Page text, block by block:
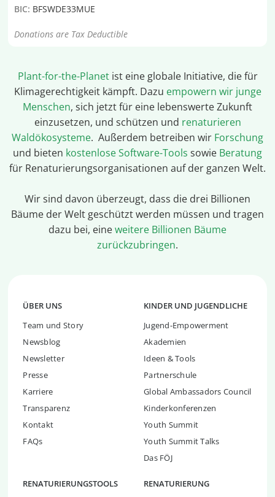
BIC: BFSWDE33MUE
Donations are Tax Deductible
Plant-for-the-Planetist eine globale Initiative, die für
Klimagerechtigkeit kämpft. Dazu empowern wir junge
Menschen, sich jetzt für eine lebenswerte Zukunft
einzusetzen, und schützen und renaturieren
Waldökosysteme. Außerdem betreiben wir Forschung
und bieten kostenlose Software-Tools sowie Beratung
für Renaturierungsorganisationen auf der ganzen Welt.
Wir sind davon überzeugt, dass die drei Billionen
Bäume der Welt geschützt werden müssen und tragen
dazu bei, eineweitere Billionen Bäume
zurückzubringen.
ÜBER UNS
Team und Story
Newsblog
Newsletter
Presse
Karriere
Transparenz
Kontakt
FAQs
KINDER UND JUGENDLICHE
Jugend-Empowerment
Akademien
Ideen & Tools
Partnerschule
Global Ambassadors Council
Kinderkonferenzen
Youth Summit
Youth Summit Talks
Das FÖJ
RENATURIERUNGSTOOLS
RENATURIERUNG